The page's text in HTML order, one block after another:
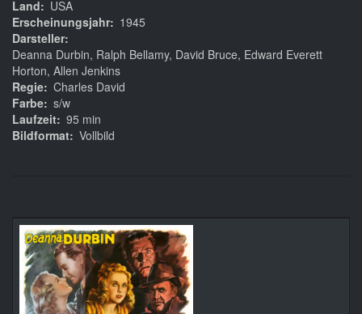
Land
USA
Erscheinungsjahr
1945
Darsteller
Deanna Durbin, Ralph Bellamy, David Bruce, Edward Everett
Horton, Allen Jenkins
Regie Charles David
Farbe s/w
Laufzeit 95 min
Bildformat Vollbild